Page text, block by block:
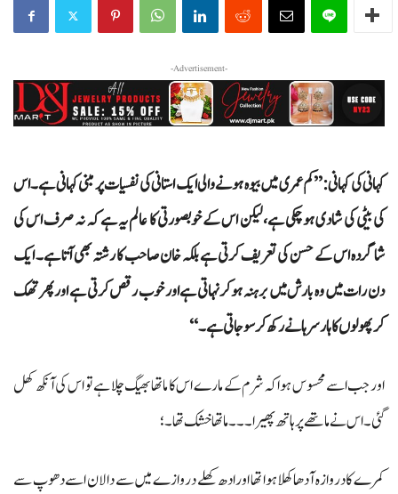
-Advertisement-
کہانی کی کہانی:’’کم عمری میں بیوہ ہونے والی ایک استانی کی نفسیات پر مبنی کہانی ہے۔ اس
کی بیٹی کی شادی ہو چکی ہے، لیکن اس کے خوبصورتی کا عالم یہ ہے کہ نہ صرف اس کی
شاگردہ اس کے حسن کی تعریف کرتی ہے بلکہ خان صاحب کا رشتہ بھی آتا ہے۔ ایک
دن رات میں وہ بارش میں برہنہ ہو کر نہاتی ہے اور خوب رقص کرتی ہے اور پھر تھک
کر پھولوں کا ہار سرہانے رکھ کر سو جاتی ہے۔‘‘
اور جب اسے محسوس ہوا کہ شرم کے مارے اس کا ماتھا بھیگ چلا ہے تو اس کی آنکھ کھل
گئی۔ اس نے ماتھے پر ہاتھ پھیرا۔۔۔ ماتھا خشک تھا۔؛
کمرے کا دروازہ آدھا کھلا ہوا تھا اور ادھ کھلے دروازے میں سے دالان اسے دھوپ سے